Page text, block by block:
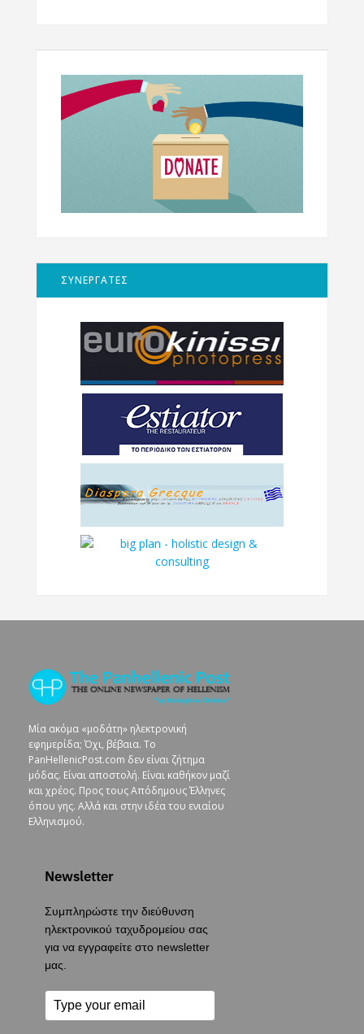
ΣΥΝΕΡΓΑΤΕΣ
Μία ακόμα «μοδάτη» ηλεκτρονική
εφημερίδα; Όχι, βέβαια. To
PanHellenicPost.com δεν είναι ζήτημα
μόδας. Είναι αποστολή. Είναι καθήκον μαζί
και χρέος. Προς τους Απόδημους Έλληνες
όπου γης. Αλλά και στην ιδέα του ενιαίου
Ελληνισμού.
Newsletter
Συμπληρώστε την διεύθυνση
ηλεκτρονικού ταχυδρομείου σας
για να εγγραφείτε στο newsletter
μας.